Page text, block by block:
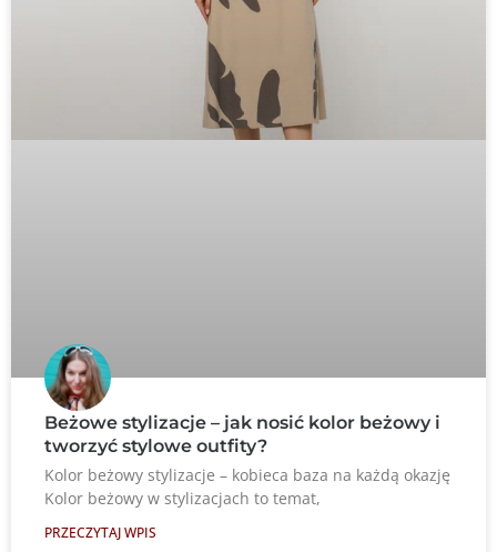
Beżowe stylizacje – jak nosić kolor beżowy i
tworzyć stylowe outfity?
Kolor beżowy stylizacje – kobieca baza na każdą okazję
Kolor beżowy w stylizacjach to temat,
PRZECZYTAJ WPIS